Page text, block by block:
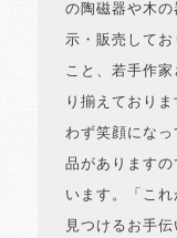
の陶磁器や木
示・販売して
こと、若手作
り揃えており
わず笑顔にな
品があります
います。「こ
見つけるお手